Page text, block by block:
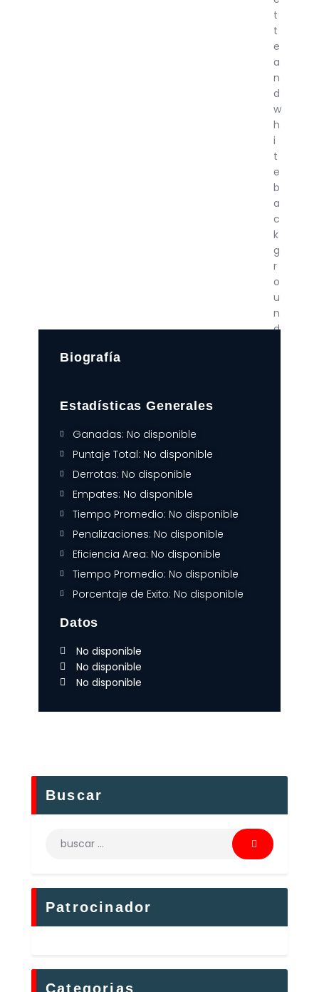
Biografía
Estadísticas Generales
Ganadas: No disponible
Puntaje Total: No disponible
Derrotas: No disponible
Empates: No disponible
Tiempo Promedio: No disponible
Penalizaciones: No disponible
Eficiencia Area: No disponible
Tiempo Promedio: No disponible
Porcentaje de Exito: No disponible
Datos
No disponible
No disponible
No disponible
Buscar
Patrocinador
Categorias